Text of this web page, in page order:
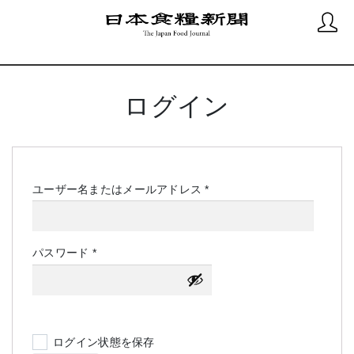
ログイン
ユーザー名またはメールアドレス*必
パスワード *必
須
ログイン状態を保存